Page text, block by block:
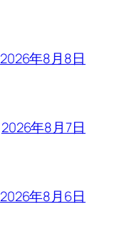
2026年8月8日
2026年8月7日
2026年8月6日